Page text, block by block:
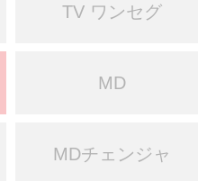
TV ワンセグ
MD
MDチェンジャ